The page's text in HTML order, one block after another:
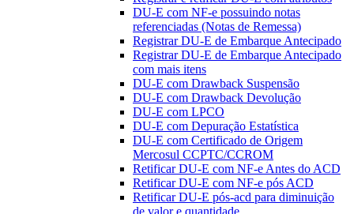
DU-E com NF-e possuindo notas
referenciadas (Notas de Remessa)
Registrar DU-E de Embarque Antecipado
Registrar DU-E de Embarque Antecipado
com mais itens
DU-E com Drawback Suspensão
DU-E com Drawback Devolução
DU-E com LPCO
DU-E com Depuração Estatística
DU-E com Certificado de Origem
Mercosul CCPTC/CCROM
Retificar DU-E com NF-e Antes do ACD
Retificar DU-E com NF-e pós ACD
Retificar DU-E pós-acd para diminuição
de valor e quantidade